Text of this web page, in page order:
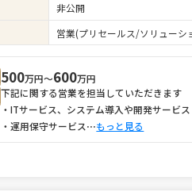
非公開
営業(プリセールス/ソリューシ
500万円〜600万円
下記に関する営業を担当していただきます
・ITサービス、システム導入や開発サービス
・運用保守サービス⋯もっと見る